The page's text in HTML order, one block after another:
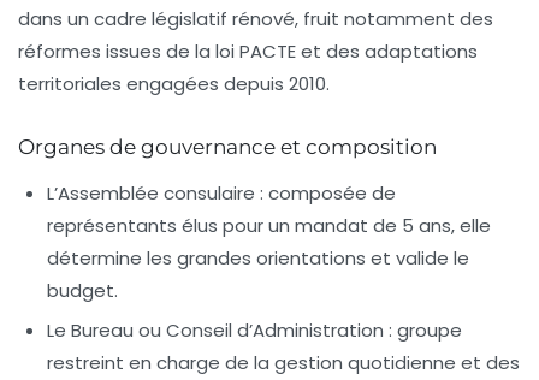
dans un cadre législatif rénové, fruit notamment des
réformes issues de la loi PACTE et des adaptations
territoriales engagées depuis 2010.
Organes de gouvernance et composition
L’Assemblée consulaire : composée de
représentants élus pour un mandat de 5 ans, elle
détermine les grandes orientations et valide le
budget.
Le Bureau ou Conseil d’Administration : groupe
restreint en charge de la gestion quotidienne et des